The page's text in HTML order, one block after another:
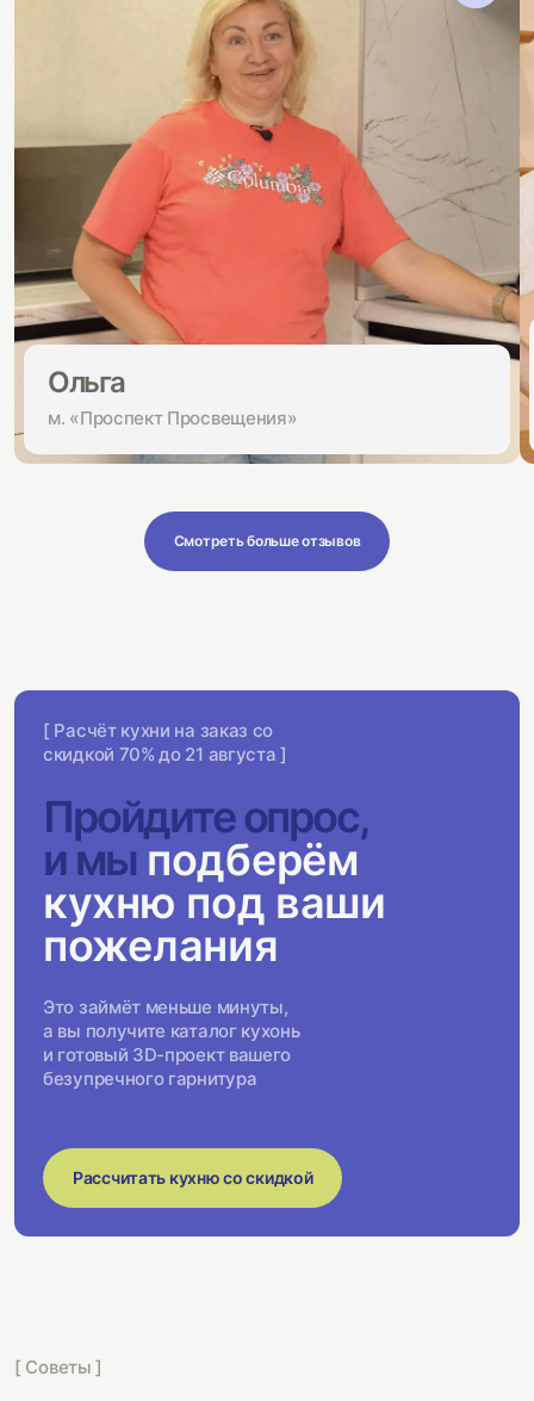
Ольга
м. «Проспект Просвещения»
Смотреть больше отзывов
[ Расчёт кухни на заказ со
скидкой 70% до 21 августа ]
Пройдите опрос,
и мы подберём
кухню под ваши
пожелания
Это займёт меньше минуты,
а вы получите каталог кухонь
и готовый 3D-проект вашего
безупречного гарнитура
Рассчитать кухню со скидкой
[ Советы ]